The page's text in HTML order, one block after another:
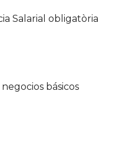
Salarial obligatòria
básicos